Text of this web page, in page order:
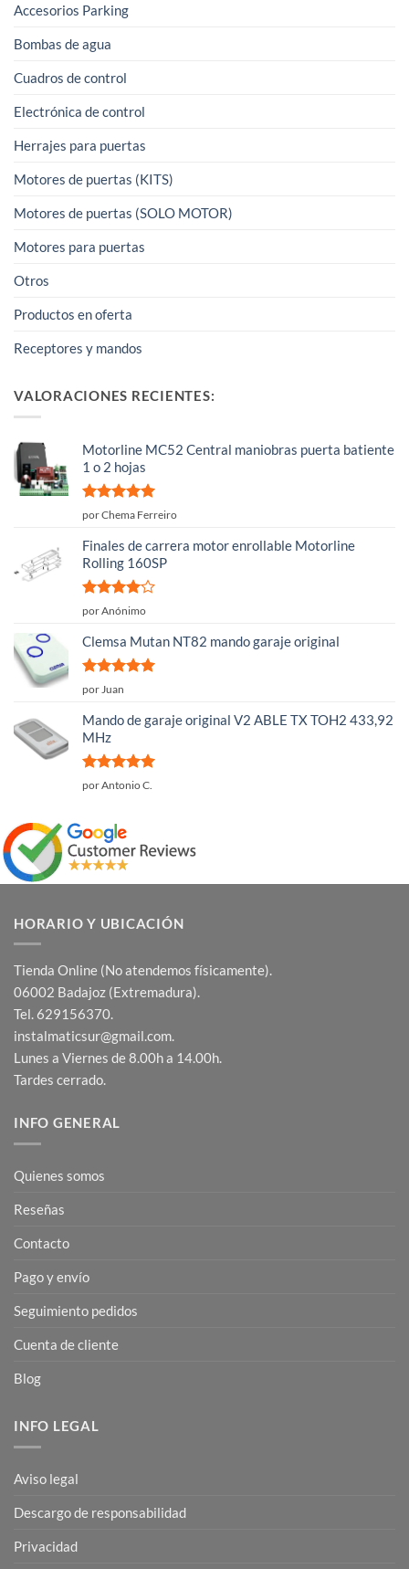
Accesorios Parking
Bombas de agua
Cuadros de control
Electrónica de control
Herrajes para puertas
Motores de puertas (KITS)
Motores de puertas (SOLO MOTOR)
Motores para puertas
Otros
Productos en oferta
Receptores y mandos
VALORACIONES RECIENTES:
Motorline MC52 Central maniobras puerta batiente
1 o 2 hojas
Valorado
por Chema Ferreiro
Finales de carrera motor enrollable Motorline
Rolling 160SP
Valorado
5
por Anónimo
Clemsa Mutan NT82 mando garaje original
Valorado
por Juan
Mando de garaje original V2 ABLE TX TOH2 433,92
MHz
Valorado
por Antonio C.
HORARIO Y UBICACIÓN
Tienda Online (No atendemos físicamente).
06002 Badajoz (Extremadura).
Tel. 629156370.
instalmaticsur@gmail.com.
Lunes a Viernes de 8.00h a 14.00h.
Tardes cerrado.
INFO GENERAL
Quienes somos
Reseñas
Contacto
Pago y envío
Seguimiento pedidos
Cuenta de cliente
Blog
INFO LEGAL
Aviso legal
Descargo de responsabilidad
Privacidad